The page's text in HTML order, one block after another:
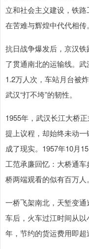
立和社会主义建设，铁
在苦难与辉煌中代代相传。
抗日战争爆发后，京汉
了贯通南北的运输线。
1.2万人次，车站月台被
武汉“打不垮”的韧性。
1955年，武汉长江大桥
提上议程，却始终未动
成了现实。1957年10月
工范承廉回忆：大桥通
桥两端观看的似有百万人。
一桥飞架南北，天堑变
车后，火车过江时间从
年，节约的货运费用即超